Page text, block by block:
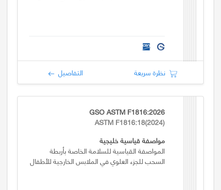
نظرة سريعة التفاصيل
GSO ASTM F1816:2026
ASTM F1816:18(2024)
مواصفة قياسية خليجية
المواصفة القياسية للسلامة الخاصة بأربطة
السحب للجزء العلوي في الملابس الخارجية للأطفال